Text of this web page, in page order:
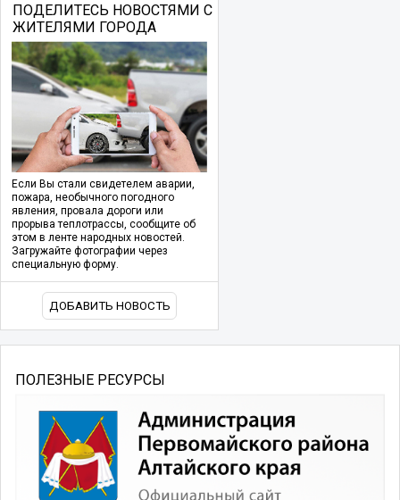
ПОДЕЛИТЕСЬ НОВОСТЯМИ С
ЖИТЕЛЯМИ ГОРОДА
Если Вы стали свидетелем аварии,
пожара, необычного погодного
явления, провала дороги или
прорыва теплотрассы, сообщите об
этом в ленте народных новостей.
Загружайте фотографии через
специальную форму.
ДОБАВИТЬ НОВОСТЬ
ПОЛЕЗНЫЕ РЕСУРСЫ